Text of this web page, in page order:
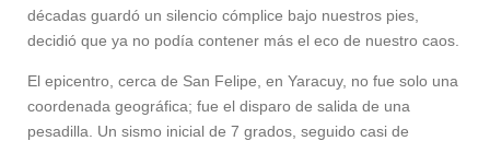
décadas guardó un silencio cómplice bajo nuestros pies,
decidió que ya no podía contener más el eco de nuestro caos.
El epicentro, cerca de San Felipe, en Yaracuy, no fue solo una
coordenada geográfica; fue el disparo de salida de una
pesadilla. Un sismo inicial de 7 grados, seguido casi de